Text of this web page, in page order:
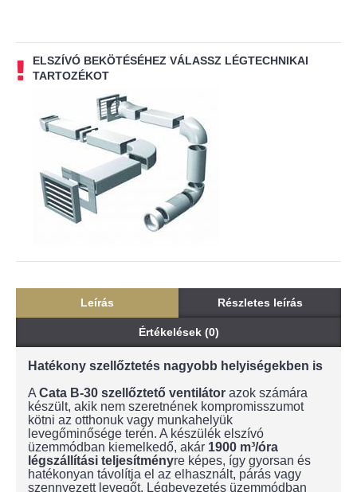
ELSZÍVÓ BEKÖTÉSÉHEZ VÁLASSZ LÉGTECHNIKAI
TARTOZÉKOT
Leírás Részletes leírás
Értékelések (0)
Hatékony szellőztetés nagyobb helyiségekben is
A Cata B-30 szellőztető ventilátor azok számára
készült, akik nem szeretnének kompromisszumot
kötni az otthonuk vagy munkahelyük
levegőminősége terén. A készülék elszívó
üzemmódban kiemelkedő, akár 1900 m³/óra
légszállítási teljesítményre képes, így gyorsan és
hatékonyan távolítja el az elhasznált, párás vagy
szennyezett levegőt. Légbevezetés üzemmódban